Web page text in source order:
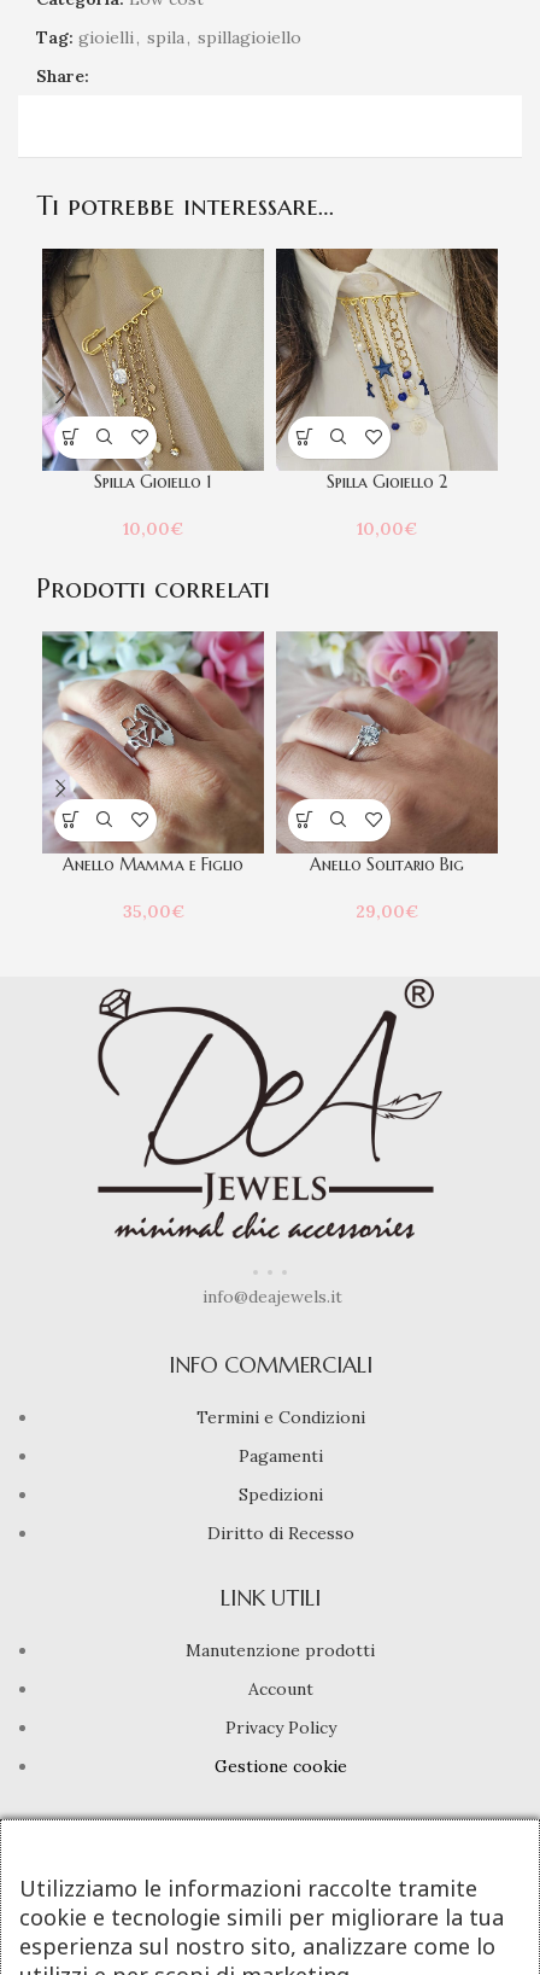
Tag: gioielli, spila, spillagioiello
Share:
Ti potrebbe interessare…
Spilla Gioiello 1
10,00€
Spilla Gioiello 2
10,00€
Prodotti correlati
Anello Mamma e Figlio
35,00€
Anello Solitario Big
29,00€
info@deajewels.it
INFO COMMERCIALI
Termini e Condizioni
Pagamenti
Spedizioni
Diritto di Recesso
LINK UTILI
Manutenzione prodotti
Account
Privacy Policy
Gestione cookie
Chi siamo
Dicono di noi
Domande frequenti
Utilizziamo le informazioni raccolte tramite
cookie e tecnologie simili per migliorare la tua
esperienza sul nostro sito, analizzare come lo